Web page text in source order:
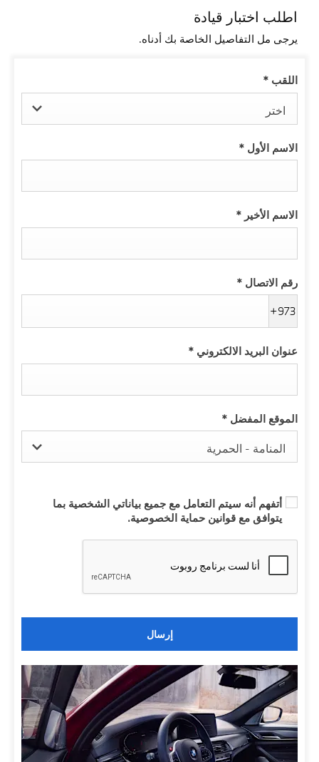
اطلب اختبار قيادة
يرجى مل التفاصيل الخاصة بك أدناه.
اللقب*
اختر
الاسم الأول*
الاسم الأخير*
رقم الاتصال*
+973
عنوان البريد الالكتروني*
الموقع المفضل*
المنامة - الحمرية
أتفهم أنه سيتم التعامل مع جميع بياناتي الشخصية بما
يتوافق مع قوانين حماية الخصوصية.
إرسال